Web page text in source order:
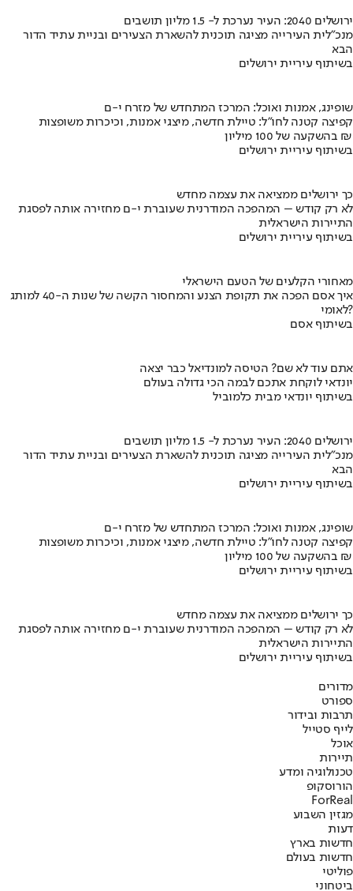
ירושלים 2040: העיר נערכת ל- 1.5 מליון תושבים
מנכ"לית העירייה מציגה תוכנית להשארת הצעירים ובניית עתיד הדור
הבא
בשיתוף עיריית ירושלים
שופינג, אמנות ואוכל: המרכז המתחדש של מזרח י-ם
קפיצה קטנה לחו"ל: טיילת חדשה, מיצגי אמנות, וכיכרות משופצות
בהשקעה של 100 מיליון ₪
בשיתוף עיריית ירושלים
כך ירושלים ממציאה את עצמה מחדש
לא רק קודש – המהפכה המודרנית שעוברת י-ם מחזירה אותה לפסגת
התיירות הישראלית
בשיתוף עיריית ירושלים
מאחורי הקלעים של הטעם הישראלי
איך אסם הפכה את תקופת הצנע והמחסור הקשה של שנות ה-40 למותג
לאומי?
בשיתוף אסם
אתם עוד לא שם? הטיסה למונדיאל כבר יצאה
יונדאי לוקחת אתכם לבמה הכי גדולה בעולם
בשיתוף יונדאי מבית כלמוביל
ירושלים 2040: העיר נערכת ל- 1.5 מליון תושבים
מנכ"לית העירייה מציגה תוכנית להשארת הצעירים ובניית עתיד הדור
הבא
בשיתוף עיריית ירושלים
שופינג, אמנות ואוכל: המרכז המתחדש של מזרח י-ם
קפיצה קטנה לחו"ל: טיילת חדשה, מיצגי אמנות, וכיכרות משופצות
בהשקעה של 100 מיליון ₪
בשיתוף עיריית ירושלים
כך ירושלים ממציאה את עצמה מחדש
לא רק קודש – המהפכה המודרנית שעוברת י-ם מחזירה אותה לפסגת
התיירות הישראלית
בשיתוף עיריית ירושלים
מדורים
ספורט
תרבות ובידור
לייף סטייל
אוכל
תיירות
טכנולוגיה ומדע
הורוסקופ
ForReal
מגזין השבוע
דעות
חדשות בארץ
חדשות בעולם
פוליטי
ביטחוני